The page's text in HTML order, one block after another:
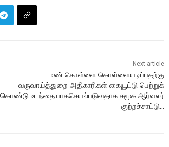
Next article
மண் கொள்ளை கொள்ளையடிப்பதற்கு
வருவாய்த்துறை அதிகாரிகள் கையூட்டு பெற்றுக்
கொண்டு உடந்தையாகசெயல்படுவதாக சமூக ஆர்வலர்
குற்றச்சாட்டு…